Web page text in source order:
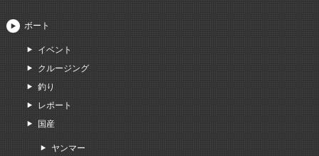
ボート
イベント
クルージング
釣り
レポート
国産
ヤンマー